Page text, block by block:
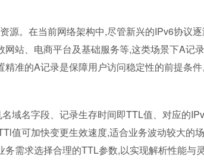
源。在当前网络架构中,尽管新兴的IPv6协议
站、电商平台及基础服务等,这类场景下A记
准的A记录是保障用户访问稳定性的前提条件
域名字段、记录生存时间即TTL值、对应的
值可加快变更生效速度,适合业务波动较大的
需求选择合理的TTL参数,以实现解析性能与灵